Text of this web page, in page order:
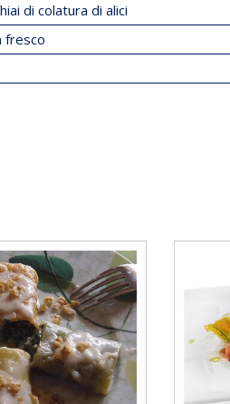
di colatura di alici
fresco